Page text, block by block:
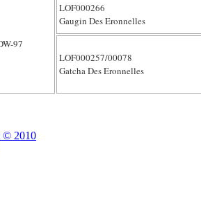
97
LOF000266
Gaugin Des Eronnelles
LOF000257/00078
Gatcha Des Eronnelles
© 2010